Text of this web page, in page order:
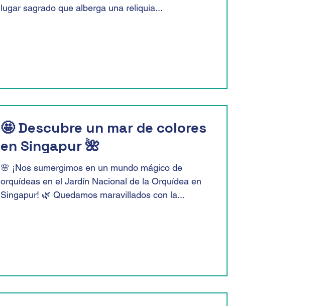
lugar sagrado que alberga una reliquia...
🤩 Descubre un mar de colores
en Singapur 🌺
🌸 ¡Nos sumergimos en un mundo mágico de
orquídeas en el Jardín Nacional de la Orquídea en
Singapur! 🌿 Quedamos maravillados con la...